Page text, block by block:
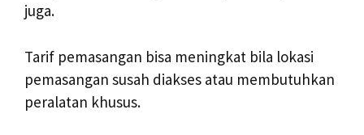
juga.
Tarif pemasangan bisa meningkat bila lokasi
pemasangan susah diakses atau membutuhkan
peralatan khusus.